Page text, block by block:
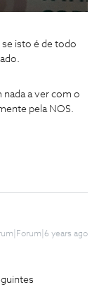
se isto é de todo
nada a ver com o
pela NOS.
years ago